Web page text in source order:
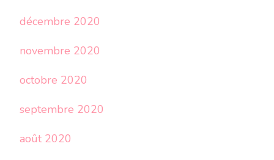
décembre 2020
novembre 2020
octobre 2020
septembre 2020
août 2020